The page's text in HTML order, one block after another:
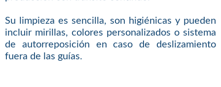
Su limpieza es sencilla, son higiénicas y pueden
incluir mirillas, colores personalizados o sistema
de autorreposición en caso de deslizamiento
fuera de las guías.